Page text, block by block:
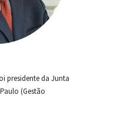
presidente da Junta
(Gestão